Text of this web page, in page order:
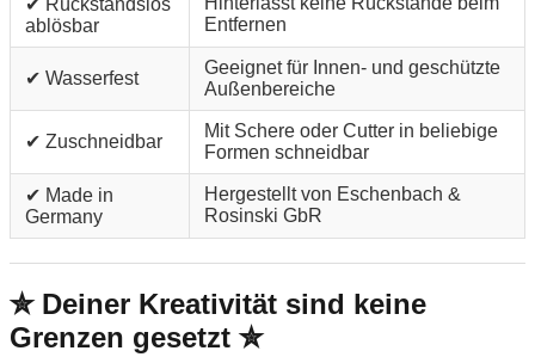
✔ Rückstandslos
ablösbar
Entfernen
✔ Wasserfest
Geeignet für Innen- und geschützte
Außenbereiche
✔ Zuschneidbar
Mit Schere oder Cutter in beliebige
Formen schneidbar
✔ Made in
Germany
Hergestellt von Eschenbach &
Rosinski GbR
✮ Deiner Kreativität sind keine
Grenzen gesetzt ✮